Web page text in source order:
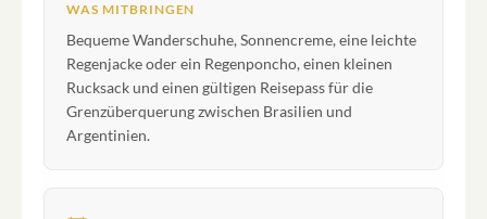
WAS MITBRINGEN
Bequeme Wanderschuhe, Sonnencreme, eine leichte
Regenjacke oder ein Regenponcho, einen kleinen
Rucksack und einen gültigen Reisepass für die
Grenzüberquerung zwischen Brasilien und
Argentinien.